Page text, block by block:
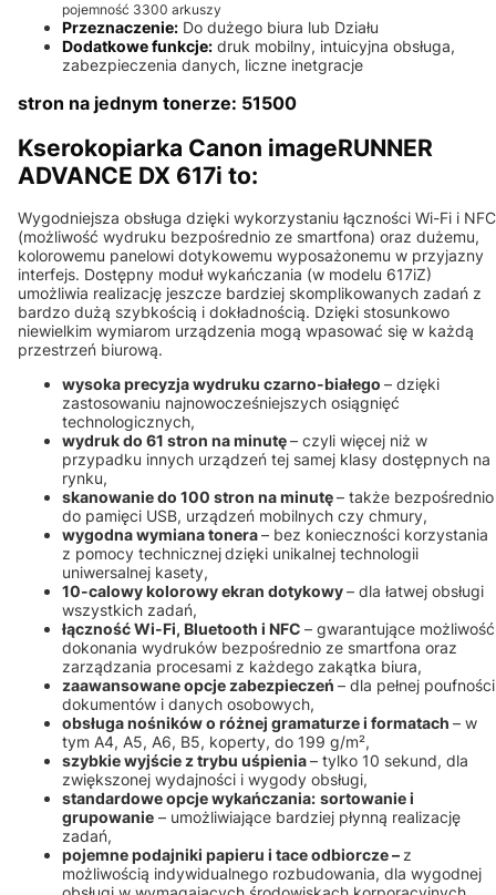
pojemność 3300 arkuszy
Przeznaczenie: Do dużego biura lub Działu
Dodatkowe funkcje: druk mobilny, intuicyjna obsługa,
zabezpieczenia danych, liczne inetgracje
stron na jednym tonerze: 51500
Kserokopiarka Canon imageRUNNER
ADVANCE DX 617i to:
Wygodniejsza obsługa dzięki wykorzystaniu łączności Wi-Fi i NFC
(możliwość wydruku bezpośrednio ze smartfona) oraz dużemu,
kolorowemu panelowi dotykowemu wyposażonemu w przyjazny
interfejs. Dostępny moduł wykańczania (w modelu 617iZ)
umożliwia realizację jeszcze bardziej skomplikowanych zadań z
bardzo dużą szybkością i dokładnością. Dzięki stosunkowo
niewielkim wymiarom urządzenia mogą wpasować się w każdą
przestrzeń biurową.
wysoka precyzja wydruku czarno-białego – dzięki
zastosowaniu najnowocześniejszych osiągnięć
technologicznych,
wydruk do 61 stron na minutę– czyli więcej niż w
przypadku innych urządzeń tej samej klasy dostępnych na
rynku,
skanowanie do 100 stron na minutę– także bezpośrednio
do pamięci USB, urządzeń mobilnych czy chmury,
wygodna wymiana tonera– bez konieczności korzystania
z pomocy technicznejdzięki unikalnej technologii
uniwersalnej kasety,
10-calowy kolorowy ekran dotykowy– dla łatwej obsługi
wszystkich zadań,
łączność Wi-Fi, Bluetooth i NFC – gwarantujące możliwość
dokonania wydruków bezpośrednio ze smartfona oraz
zarządzania procesami z każdego zakątka biura,
zaawansowane opcje zabezpieczeń – dla pełnej poufności
dokumentów i danych osobowych,
obsługa nośników o różnej gramaturze i formatach – w
tym A4, A5, A6, B5, koperty, do 199 g/m²,
szybkie wyjście z trybu uśpienia– tylko 10 sekund, dla
zwiększonej wydajności i wygody obsługi,
standardowe opcje wykańczania: sortowanie i
grupowanie – umożliwiające bardziej płynną realizację
zadań,
pojemne podajniki papieru i tace odbiorcze – z
możliwością indywidualnego rozbudowania, dla wygodnej